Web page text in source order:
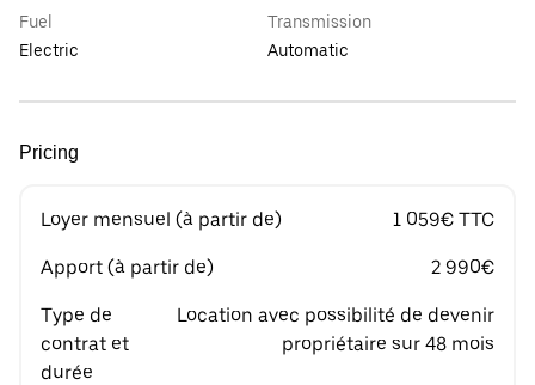
Fuel
Electric
Transmission
Automatic
Pricing
Loyer mensuel (à partir de) 1 059€ TTC
Apport (à partir de) 2 990€
Type de
contrat et
durée
Location avec possibilité de devenir
propriétaire sur 48 mois